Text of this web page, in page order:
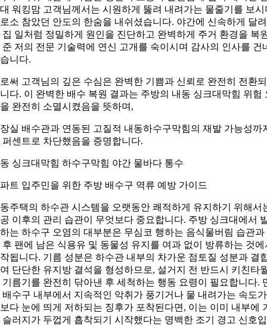
워킹맘 고객님께서는 시원하게 뚫려 내려가는 물줄기를 보시
소 참았던 안도의 한숨을 내쉬셨습니다. 야간에 신속하게 달
집 일처럼 정밀하게 원인을 진단하고 완벽하게 주거 환경을 복
준 저의 전문 기술력에 연신 고개를 숙이시며 감사의 인사를 건
니다.
써 고객님의 깊은 수심은 완벽한 기쁨과 신뢰로 완전히 전환
다. 이 완벽한 배수 복원 결과는 주방의 내동 싱크대막힘 위험
완전히 소멸시켰음을 뜻하며,
실 배수관과 연동된 고질적 내동하수구막힘의 재발 가능성까
퍼센트로 차단했음을 증명합니다.
싱크대막힘 하수구막힘 야간 물바다 통수
트 입주민을 위한 주방 배수구 역류 예방 가이드
주택의 하수관 시스템을 오랫동안 쾌적하게 유지하기 위해서
이후의 관리 습관이 무엇보다 중요합니다. 주방 싱크대에서
는 하수구 오염의 대부분은 무심코 행하는 음식물버림 습관과
후 팬에 남은 식용유 및 동물성 유지를 여과 없이 방류하는 것에
됩니다. 기름 성분은 하수관 내부의 차가운 점토질 성분과 결
단단한 유지방 결석을 형성하므로, 설거지 전 반드시 키친타
기름기를 완전히 닦아낸 후 세척하는 행동 요령이 필요합니다.
배수구 내부에서 지속적인 악취가 풍기거나 물 내려가는 속도가
다 눈에 띄게 저하되는 징후가 포착된다면, 이는 이미 내부에
슬러지가 두껍게 흡착되기 시작했다는 명백한 조기 경고 신호